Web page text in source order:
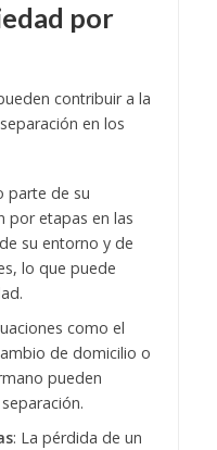
por
contribuir a la
en los
parte de su
por etapas en las
su entorno y de
lo que puede
como el
de domicilio o
pueden
: La pérdida de un